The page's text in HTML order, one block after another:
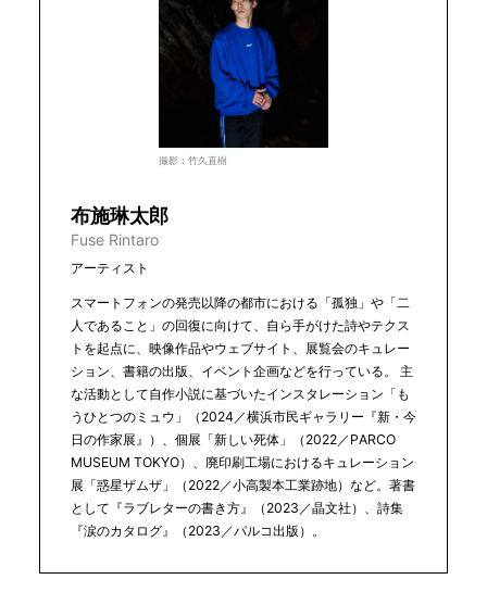
撮影：竹久直樹
布施琳太郎
Fuse Rintaro
アーティスト
スマートフォンの発売以降の都市における「孤独」や「二
人であること」の回復に向けて、自ら手がけた詩やテクス
トを起点に、映像作品やウェブサイト、展覧会のキュレー
ション、書籍の出版、イベント企画などを行っている。 主
な活動として自作小説に基づいたインスタレーション「も
うひとつのミュウ」（2024／横浜市民ギャラリー『新・今
日の作家展』）、個展「新しい死体」（2022／PARCO
MUSEUM TOKYO）、廃印刷工場におけるキュレーション
展「惑星ザムザ」（2022／小高製本工業跡地）など。著書
として『ラブレターの書き方』（2023／晶文社）、詩集
『涙のカタログ』（2023／パルコ出版）。